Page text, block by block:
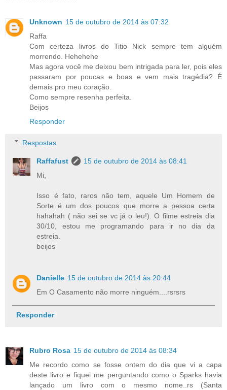
Unknown 15 de outubro de 2014 às 07:32
Raffa
Com certeza livros do Titio Nick sempre tem alguém
morrendo. Hehehehe
Mas agora você me deixou bem intrigada para ler, pois eles
passaram por poucas e boas e vem mais tragédia? É
demais pro meu coração.
Como sempre resenha perfeita.
Beijos
Responder
Respostas
Raffafust
15 de outubro de 2014 às 08:41
Mi,
Isso é fato, raros não tem, aquele Um Homem de
Sorte é um dos poucos que morre a pessoa certa
hahahah ( não sei se vc já o leu!). O filme estreia dia
30/10, estou me programando para ir no dia da
estreia.
beijos
Danielle 15 de outubro de 2014 às 20:44
Em O Casamento não morre ninguém....rsrsrs
Responder
Rubro Rosa 15 de outubro de 2014 às 08:34
Me recordo como se fosse ontem do dia que vi a capa
deste livro e fiquei me perguntando como o Sparks havia
lançado um livro com o mesmo nome..rs (Santa